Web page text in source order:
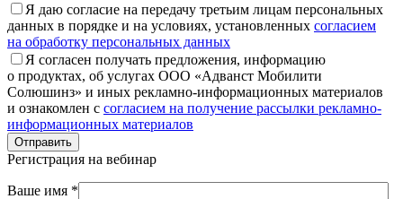
Я даю согласие на передачу третьим лицам персональных
данных в порядке и на условиях, установленных согласием
на обработку персональных данных
Я согласен получать предложения, информацию
о продуктах, об услугах ООО «Адванст Мобилити
Солюшинз» и иных рекламно-информационных материалов
и ознакомлен с согласием на получение рассылки рекламно-
информационных материалов
Отправить
Регистрация на вебинар
Ваше имя *